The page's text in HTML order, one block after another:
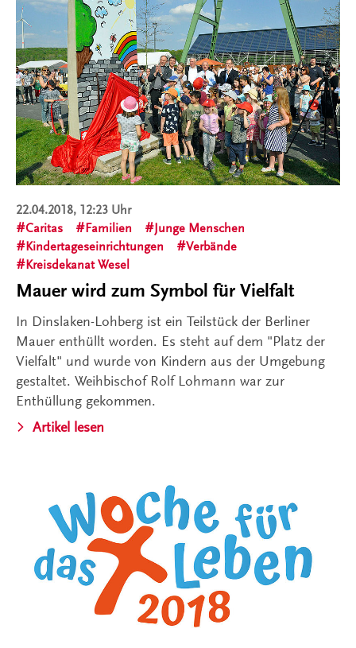
22.04.2018, 12:23 Uhr
Caritas
Familien
Junge Menschen
Kindertageseinrichtungen
Verbände
Kreisdekanat Wesel
Mauer wird zum Symbol für Vielfalt
In Dinslaken-Lohberg ist ein Teilstück der Berliner
Mauer enthüllt worden. Es steht auf dem "Platz der
Vielfalt" und wurde von Kindern aus der Umgebung
gestaltet. Weihbischof Rolf Lohmann war zur
Enthüllung gekommen.
Artikel lesen